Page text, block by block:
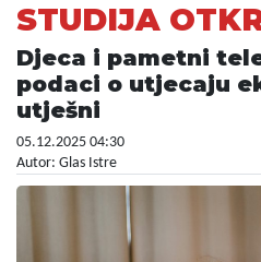
STUDIJA
Djeca i pametni
podaci o utjecaju
utješni
05.12.2025 04:30
Autor: Glas Istre